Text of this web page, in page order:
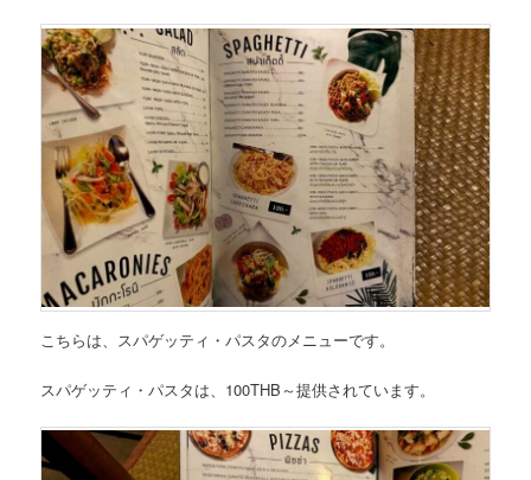
こちらは、 スパゲッティ・パスタのメニューです。
スパゲッティ・パスタは、100THB～提供されています。